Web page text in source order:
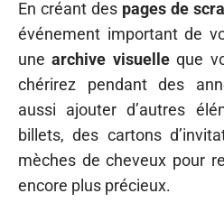
En créant des pages de
événement important de
unearchive visuelleque
chérirez pendant des
aussi ajouter d’autres
billets, des cartons
mèches de cheveux pour
encore plus précieux.